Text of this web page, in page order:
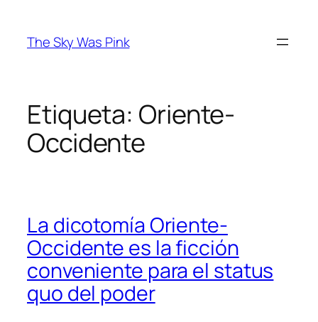
contenido
The Sky Was Pink
Etiqueta: Oriente-
Occidente
La dicotomía Oriente-
Occidente es la ficción
conveniente para el status
quo del poder